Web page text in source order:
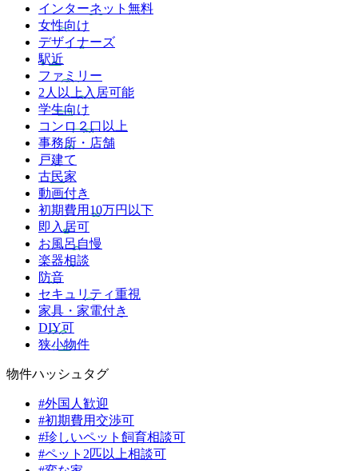
インターネット無料
女性向け
デザイナーズ
駅近
ファミリー
2人以上入居可能
学生向け
コンロ２口以上
事務所・店舗
戸建て
古民家
動画付き
初期費用10万円以下
即入居可
お風呂自慢
楽器相談
防音
セキュリティ重視
家具・家電付き
DIY可
狭小物件
物件ハッシュタグ
#外国人歓迎
#初期費用交渉可
#珍しいペット飼育相談可
#ペット2匹以上相談可